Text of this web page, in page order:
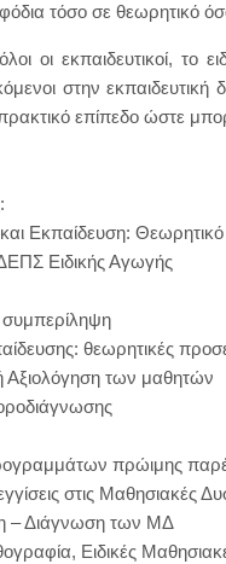
τόσο σε θεωρητικό
οι εκπαιδευτικοί, το
στην
επίπεδο ώστε
Εκπαίδευση: Θεωρητικό
Ειδικής Αγωγής
συμπερίληψη
θεωρητικές
Αξιολόγηση των μαθητών
πρώιμης
στις Μαθησιακές
– Διάγνωση των ΜΔ
Ειδικές